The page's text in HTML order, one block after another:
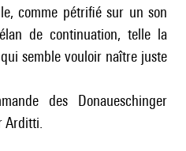
comme pétrifié sur un son
de continuation, telle la
qui semble vouloir naître juste
des Donaueschinger
Arditti.